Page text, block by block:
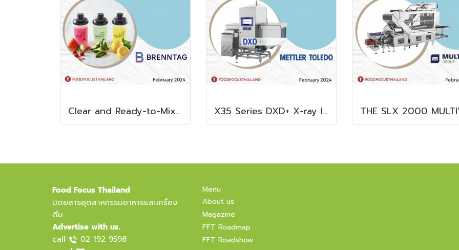
Clear and Ready-to-Mix Protein Shakes X35 Series DXD+ X-ray Inspection System
Food Focus Thailand
นิตยสารอุตสาหกรรมอาหารและเครื่อง
ดื่ม
Advertise with us.
call
02 192 9598
Menu
About us
Magazine
FFT Roadmap
FFT Roadshow